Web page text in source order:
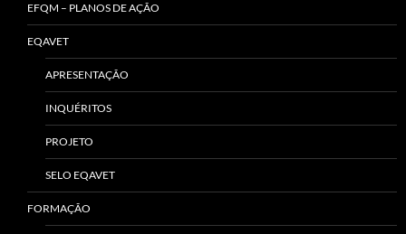
EFQM – PLANOS DE AÇÃO
EQAVET
APRESENTAÇÃO
INQUÉRITOS
PROJETO
SELO EQAVET
FORMAÇÃO